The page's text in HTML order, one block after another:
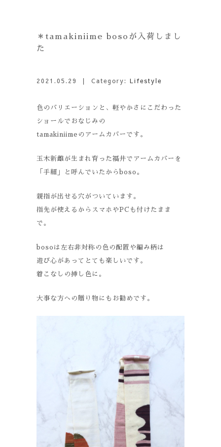
＊tamakiniime bosoが入荷しまし
た
2021.05.29 | Category: Lifestyle
色のバリエーションと、軽やかさにこだわった
ショールでおなじみの
tamakiniimeのアームカバーです。
玉木新雌が生まれ育った福井でアームカバーを
「手細」と呼んでいたからboso。
親指が出せる穴がついています。
指先が使えるからスマホやPCも付けたまま
で。
bosoは左右非対称の色の配置や編み柄は
遊び心があってとても楽しいです。
着こなしの挿し色に。
大事な方への贈り物にもお勧めです。